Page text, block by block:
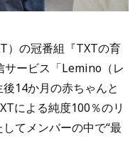
）の冠番組『TXTの育
サービス「Lemino（レ
14か月の赤ちゃんと
による純度100％のリ
てメンバーの中で“最